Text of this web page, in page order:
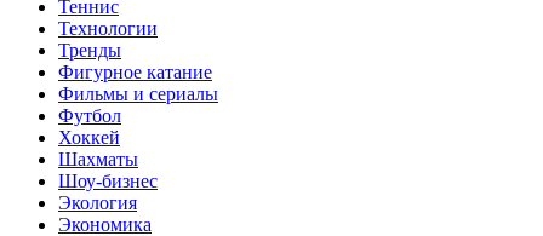
Теннис
Технологии
Тренды
Фигурное катание
Фильмы и сериалы
Футбол
Хоккей
Шахматы
Шоу-бизнес
Экология
Экономика